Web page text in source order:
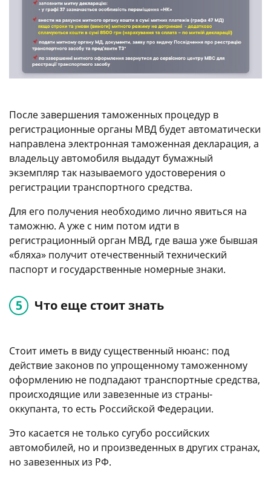
После завершения таможенных процедур в
регистрационные органы МВД будет автоматически
направлена электронная таможенная декларация, а
владельцу автомобиля выдадут бумажный
экземпляр так называемого удостоверения о
регистрации транспортного средства.
Для его получения необходимо лично явиться на
таможню. А уже с ним потом идти в
регистрационный орган МВД, где ваша уже бывшая
«бляха» получит отечественный технический
паспорт и государственные номерные знаки.
Что еще стоит знать
Стоит иметь в виду существенный нюанс: под
действие законов по упрощенному таможенному
оформлению не подпадают транспортные средства,
происходящие или завезенные из страны-
оккупанта, то есть Российской Федерации.
Это касается не только сугубо российских
автомобилей, но и произведенных в других странах,
но завезенных из РФ.